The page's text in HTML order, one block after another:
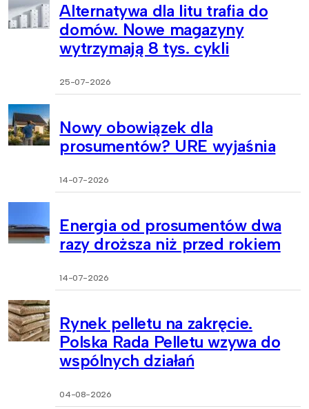
Alternatywa dla litu trafia do
domów. Nowe magazyny
wytrzymają 8 tys. cykli
25-07-2026
Nowy obowiązek dla
prosumentów? URE wyjaśnia
14-07-2026
Energia od prosumentów dwa
razy droższa niż przed rokiem
14-07-2026
Rynek pelletu na zakręcie.
Polska Rada Pelletu wzywa do
wspólnych działań
04-08-2026